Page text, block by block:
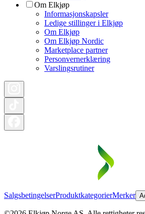
Om Elkjøp
Informasjonskapsler
Ledige stillinger i Elkjøp
Om Elkjøp
Om Elkjøp Nordic
Marketplace partner
Personvernerklæring
Varslingsrutiner
SalgsbetingelserProduktkategorierMerker